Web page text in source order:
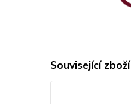
Související zboží